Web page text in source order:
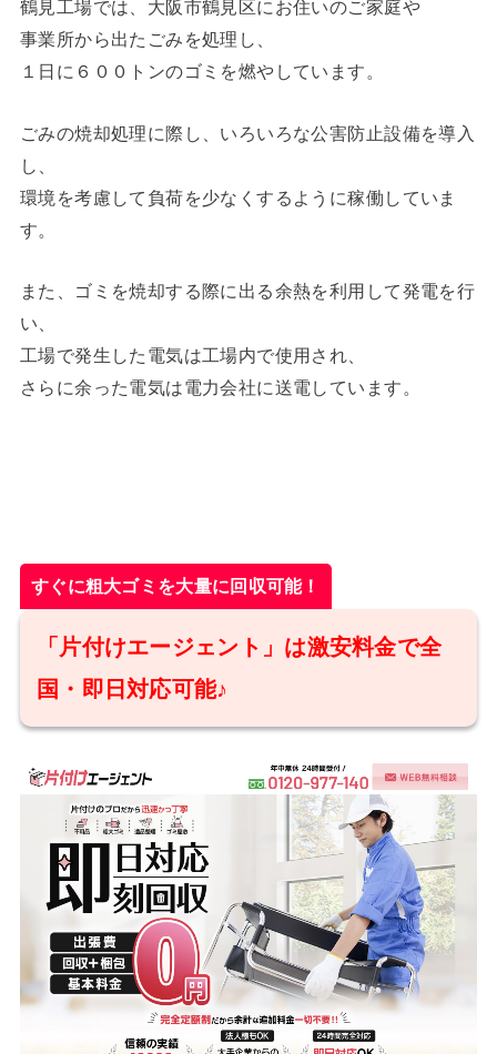
鶴見工場では、大阪市鶴見区にお住いのご家庭や
事業所から出たごみを処理し、
１日に６００トンのゴミを燃やしています。
ごみの焼却処理に際し、いろいろな公害防止設備を導入
し、
環境を考慮して負荷を少なくするように稼働していま
す。
また、ゴミを焼却する際に出る余熱を利用して発電を行
い、
工場で発生した電気は工場内で使用され、
さらに余った電気は電力会社に送電しています。
すぐに粗大ゴミを大量に回収可能！
「片付けエージェント」は激安料金で全
国・即日対応可能♪